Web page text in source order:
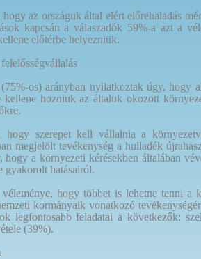
az országuk által elért előrehaladás
kapcsán a válaszadók 59%-a azt a
előtérbe helyezniük.
os) arányban nyilatkoztak úgy,
hozniuk az általuk okozott
szerepet kell vállalnia a
megjelölt tevékenység a hulladék
a környezeti kérésekben általában
gyakorolt hatásairól.
hogy többet is lehetne tenni
kormányaik vonatkozó
legfontosabb feladatai a következők:
(39%).